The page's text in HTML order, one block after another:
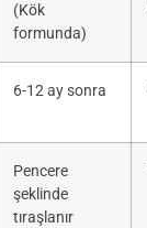
(Kök
formunda)
6-12 ay sonra
Pencere
şeklinde
tıraşlanır